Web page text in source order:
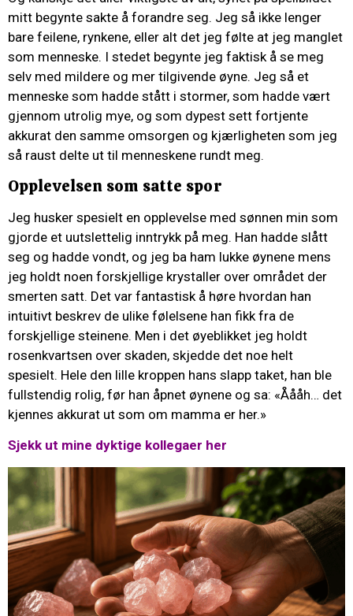
mitt begynte sakte å forandre seg. Jeg så ikke lenger
bare feilene, rynkene, eller alt det jeg følte at jeg manglet
som menneske. I stedet begynte jeg faktisk å se meg
selv med mildere og mer tilgivende øyne. Jeg så et
menneske som hadde stått i stormer, som hadde vært
gjennom utrolig mye, og som dypest sett fortjente
akkurat den samme omsorgen og kjærligheten som jeg
så raust delte ut til menneskene rundt meg.
Opplevelsen som satte spor
Jeg husker spesielt en opplevelse med sønnen min som
gjorde et uutslettelig inntrykk på meg. Han hadde slått
seg og hadde vondt, og jeg ba ham lukke øynene mens
jeg holdt noen forskjellige krystaller over området der
smerten satt. Det var fantastisk å høre hvordan han
intuitivt beskrev de ulike følelsene han fikk fra de
forskjellige steinene. Men i det øyeblikket jeg holdt
rosenkvartsen over skaden, skjedde det noe helt
spesielt. Hele den lille kroppen hans slapp taket, han ble
fullstendig rolig, før han åpnet øynene og sa: «Åååh… det
kjennes akkurat ut som om mamma er her.»
Sjekk ut mine dyktige kollegaer her